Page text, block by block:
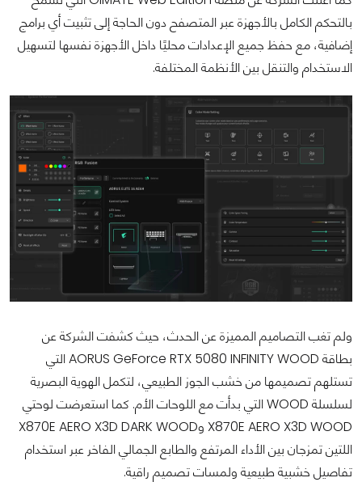
بالتحكم الكامل بالأجهزة عبر المتصفح دون الحاجة إلى تثبيت أي برامج
إضافية، مع حفظ جميع الإعدادات محليًا داخل الأجهزة نفسها لتسهيل
الاستخدام والتنقل بين الأنظمة المختلفة.
ولم تغب التصاميم المميزة عن الحدث، حيث كشفت الشركة عن
بطاقة AORUS GeForce RTX 5080 INFINITY WOOD التي
تستلهم تصميمها من خشب الجوز الطبيعي، لتكمل الهوية البصرية
لسلسلة WOOD التي بدأت مع اللوحات الأم. كما استعرضت لوحتي
X870E AERO X3D WOOD وX870E AERO X3D DARK WOOD
اللتين تمزجان بين الأداء المرتفع والطابع الجمالي الفاخر عبر استخدام
تفاصيل خشبية طبيعية ولمسات تصميم راقية.